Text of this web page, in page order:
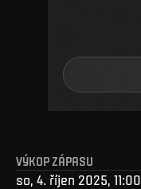
VÝKOP ZÁPASU
so, 4. říjen 2025, 11:00